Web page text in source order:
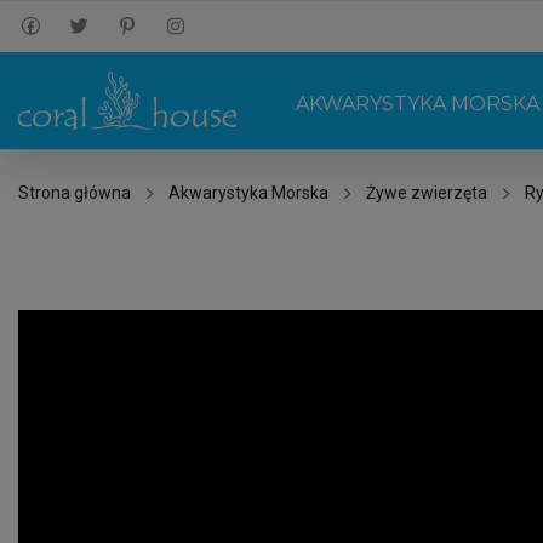
AKWARYSTYKA MORSKA
Strona główna Akwarystyka Morska Żywe zwierzęta